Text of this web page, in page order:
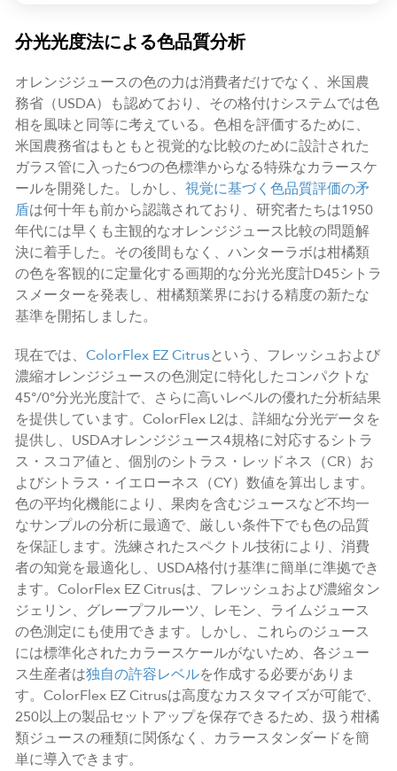
分光光度法による色品質分析
オレンジジュースの色の力は消費者だけでなく、米国農
務省（USDA）も認めており、その格付けシステムでは色
相を風味と同等に考えている。色相を評価するために、
米国農務省はもともと視覚的な比較のために設計された
ガラス管に入った6つの色標準からなる特殊なカラースケ
ールを開発した。しかし、 視覚に基づく色品質評価の矛
盾は何十年も前から認識されており、研究者たちは1950
年代には早くも主観的なオレンジジュース比較の問題解
決に着手した。その後間もなく、ハンターラボは柑橘類
の色を客観的に定量化する画期的な分光光度計D45シトラ
スメーターを発表し、柑橘類業界における精度の新たな
基準を開拓しました。
現在では、 ColorFlex EZ Citrusという、フレッシュおよび
濃縮オレンジジュースの色測定に特化したコンパクトな
45°/0°分光光度計で、さらに高いレベルの優れた分析結果
を提供しています。ColorFlex L2は、詳細な分光データを
提供し、USDAオレンジジュース4規格に対応するシトラ
ス・スコア値と、個別のシトラス・レッドネス（CR）お
よびシトラス・イエローネス（CY）数値を算出します。
色の平均化機能により、果肉を含むジュースなど不均一
なサンプルの分析に最適で、厳しい条件下でも色の品質
を保証します。洗練されたスペクトル技術により、消費
者の知覚を最適化し、USDA格付け基準に簡単に準拠でき
ます。ColorFlex EZ Citrusは、フレッシュおよび濃縮タン
ジェリン、グレープフルーツ、レモン、ライムジュース
の色測定にも使用できます。しかし、これらのジュース
には標準化されたカラースケールがないため、各ジュー
ス生産者は独自の許容レベルを作成する必要がありま
す。ColorFlex EZ Citrusは高度なカスタマイズが可能で、
250以上の製品セットアップを保存できるため、扱う柑橘
類ジュースの種類に関係なく、カラースタンダードを簡
単に導入できます。